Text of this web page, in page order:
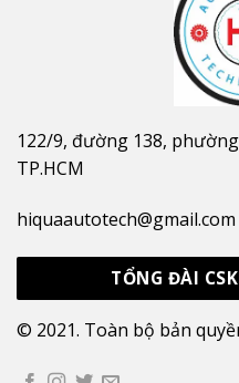
122/9, đường 138,
TP.HCM
hiquaautotech@gmail.com
TỔNG ĐÀI
© 2021. Toàn bộ bản